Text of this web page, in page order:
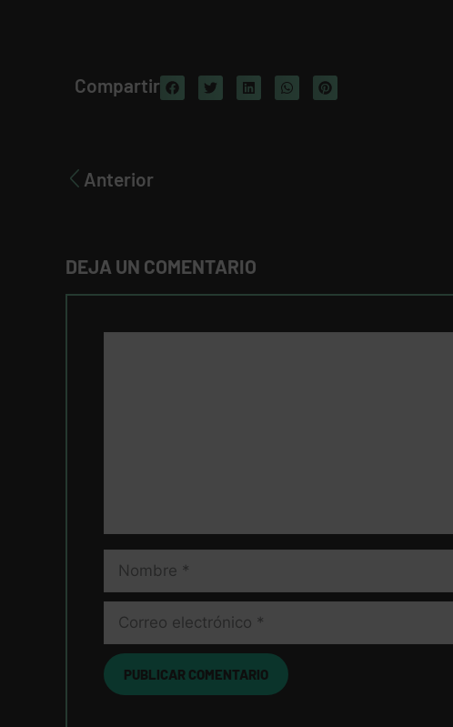
Compartir
Anterior
DEJA UN COMENTARIO